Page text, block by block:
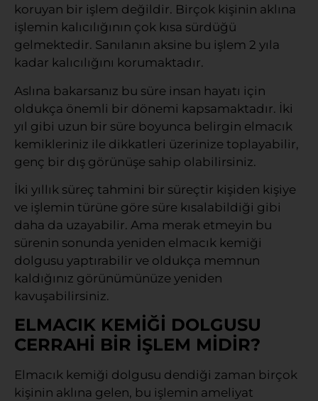
koruyan bir işlem değildir. Birçok kişinin aklına
işlemin kalıcılığının çok kısa sürdüğü
gelmektedir. Sanılanın aksine bu işlem 2 yıla
kadar kalıcılığını korumaktadır.
Aslına bakarsanız bu süre insan hayatı için
oldukça önemli bir dönemi kapsamaktadır. İki
yıl gibi uzun bir süre boyunca belirgin elmacık
kemikleriniz ile dikkatleri üzerinize toplayabilir,
genç bir dış görünüşe sahip olabilirsiniz.
İki yıllık süreç tahmini bir süreçtir kişiden kişiye
ve işlemin türüne göre süre kısalabildiği gibi
daha da uzayabilir. Ama merak etmeyin bu
sürenin sonunda yeniden elmacık kemiği
dolgusu yaptırabilir ve oldukça memnun
kaldığınız görünümünüze yeniden
kavuşabilirsiniz.
ELMACIK KEMİĞİ DOLGUSU
CERRAHİ BİR İŞLEM MİDİR?
Elmacık kemiği dolgusu dendiği zaman birçok
kişinin aklına gelen, bu işlemin ameliyat